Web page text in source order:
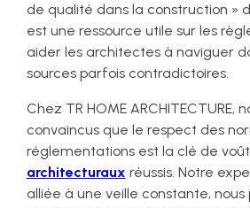
de qualité dans la construction »
est une ressource utile sur les
aider les architectes à naviguer
sources parfois contradictoires.
Chez TR HOME ARCHITECTURE,
convaincus que le respect des
réglementations est la clé de
architecturaux réussis. Notre
alliée à une veille constante,